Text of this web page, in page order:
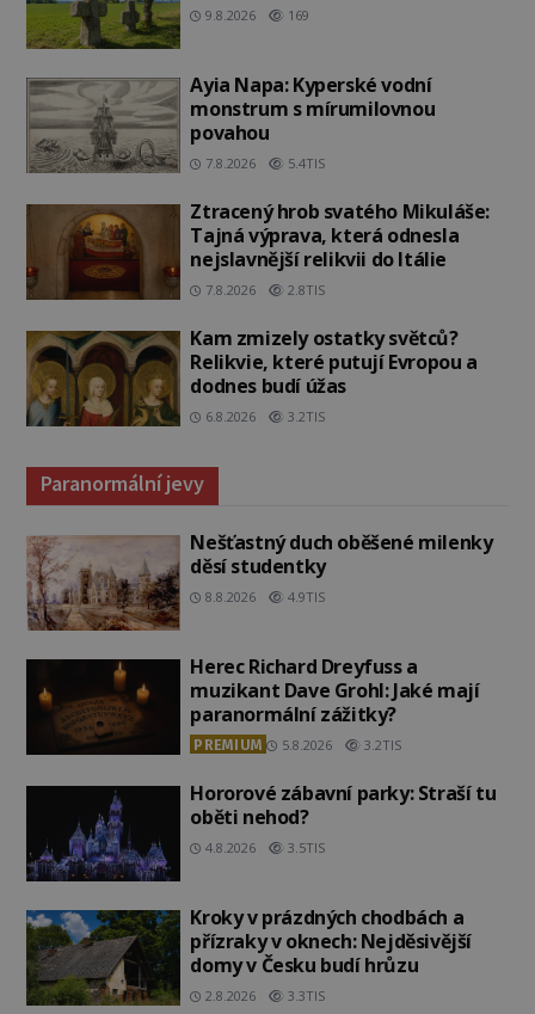
9.8.2026 169
Ayia Napa: Kyperské vodní
monstrum s mírumilovnou
povahou
7.8.2026 5.4TIS
Ztracený hrob svatého Mikuláše:
Tajná výprava, která odnesla
nejslavnější relikvii do Itálie
7.8.2026 2.8TIS
Kam zmizely ostatky světců?
Relikvie, které putují Evropou a
dodnes budí úžas
6.8.2026 3.2TIS
Paranormální jevy
Nešťastný duch oběšené milenky
děsí studentky
8.8.2026 4.9TIS
Herec Richard Dreyfuss a
muzikant Dave Grohl: Jaké mají
paranormální zážitky?
PREMIUM 5.8.2026 3.2TIS
Hororové zábavní parky: Straší tu
oběti nehod?
4.8.2026 3.5TIS
Kroky v prázdných chodbách a
přízraky v oknech: Nejděsivější
domy v Česku budí hrůzu
2.8.2026 3.3TIS